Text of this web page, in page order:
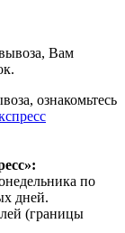
Вам
ознакомьтесь
по
дней.
(границы